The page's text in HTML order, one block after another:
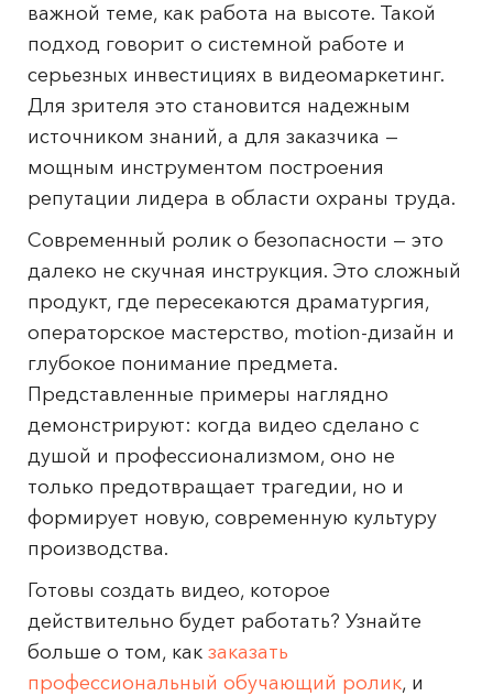
важной теме, как работа на высоте. Такой
подход говорит о системной работе и
серьезных инвестициях в видеомаркетинг.
Для зрителя это становится надежным
источником знаний, а для заказчика —
мощным инструментом построения
репутации лидера в области охраны труда.
Современный ролик о безопасности — это
далеко не скучная инструкция. Это сложный
продукт, где пересекаются драматургия,
операторское мастерство, motion-дизайн и
глубокое понимание предмета.
Представленные примеры наглядно
демонстрируют: когда видео сделано с
душой и профессионализмом, оно не
только предотвращает трагедии, но и
формирует новую, современную культуру
производства.
Готовы создать видео, которое
действительно будет работать? Узнайте
больше о том, как заказать
профессиональный обучающий ролик, и